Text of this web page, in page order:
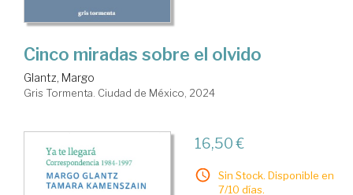
Cinco miradas sobre el olvido
Glantz, Margo
Gris Tormenta. Ciudad de México, 2024
16,50 €
Sin Stock. Disponible en
7/10 días.